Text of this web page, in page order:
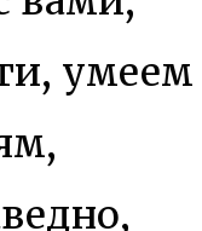
умеем